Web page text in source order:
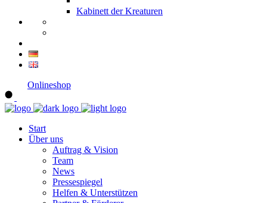
Kabinett der Kreaturen
Onlineshop
Start
Über uns
Auftrag & Vision
Team
News
Pressespiegel
Helfen & Unterstützen